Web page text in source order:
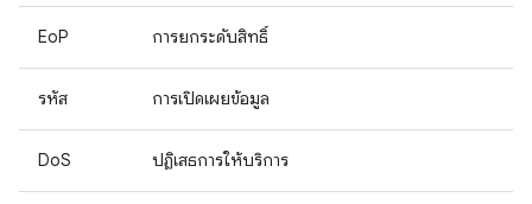
EoP การยกระดับสิทธิ์
รหัส การเปิดเผยข้อมูล
DoS ปฏิเสธการให้บริการ